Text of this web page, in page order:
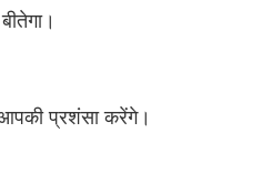
आपकी प्रशंसा करेंगे।